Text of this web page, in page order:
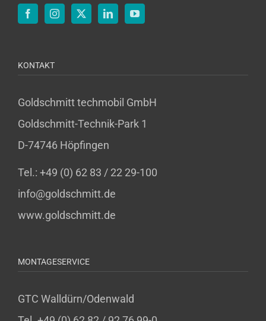
KONTAKT
Goldschmitt techmobil GmbH
Goldschmitt-Technik-Park 1
D-74746 Höpfingen
Tel.: +49 (0) 62 83 / 22 29-100
info@goldschmitt.de
www.goldschmitt.de
MONTAGESERVICE
GTC Walldürn/Odenwald